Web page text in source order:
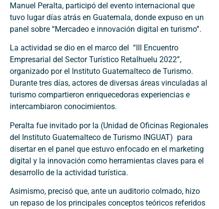
Manuel Peralta, participó del evento internacional que
tuvo lugar días atrás en Guatemala, donde expuso en un
panel sobre “Mercadeo e innovación digital en turismo”.
La actividad se dio en el marco del “III Encuentro
Empresarial del Sector Turístico Retalhuelu 2022”,
organizado por el Instituto Guatemalteco de Turismo.
Durante tres días, actores de diversas áreas vinculadas al
turismo compartieron enriquecedoras experiencias e
intercambiaron conocimientos.
Peralta fue invitado por la (Unidad de Oficinas Regionales
del Instituto Guatemalteco de Turismo INGUAT) para
disertar en el panel que estuvo enfocado en el marketing
digital y la innovación como herramientas claves para el
desarrollo de la actividad turística.
Asimismo, precisó que, ante un auditorio colmado, hizo
un repaso de los principales conceptos teóricos referidos